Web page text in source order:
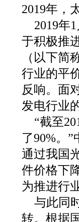
2019年，
2019年
于积极推
（以下
行业的平
反响。面
发电行业
“截至
了90%。
通过我国
件价格下
为推进行
与此同
转。根据